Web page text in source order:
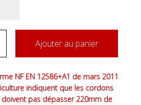
Ajouter au panier
NF EN 12586+A1 de mars 2011
indiquent que les cordons
pas dépasser 220mm de